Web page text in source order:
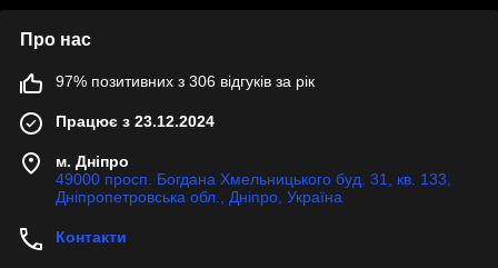
Про нас
97% позитивних з 306 відгуків за рік
Працює з 23.12.2024
м. Дніпро
49000 просп. Богдана Хмельницького буд. 31, кв. 133,
Дніпропетровська обл., Дніпро, Україна
Контакти